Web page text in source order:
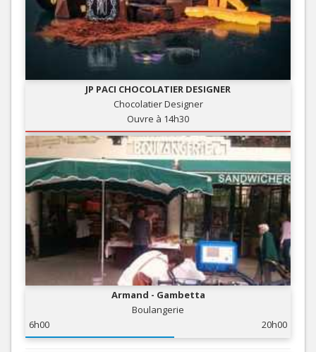
JP PACI CHOCOLATIER DESIGNER
Chocolatier Designer
Ouvre à 14h30
Armand - Gambetta
Boulangerie
6h00
20h00